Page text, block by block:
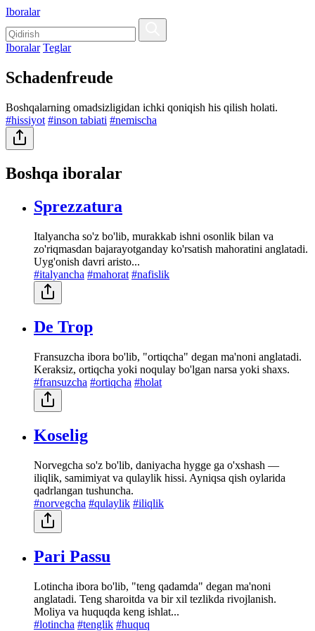
Iboralar
Iboralar Teglar
Schadenfreude
Boshqalarning omadsizligidan ichki qoniqish his qilish holati.
#hissiyot #inson tabiati #nemischa
Boshqa iboralar
Sprezzatura
Italyancha so'z bo'lib, murakkab ishni osonlik bilan va
zo'riqmasdan bajarayotganday ko'rsatish mahoratini anglatadi.
Uyg'onish davri aristo...
#italyancha #mahorat #nafislik
De Trop
Fransuzcha ibora bo'lib, "ortiqcha" degan ma'noni anglatadi.
Keraksiz, ortiqcha yoki noqulay bo'lgan narsa yoki shaxs.
#fransuzcha #ortiqcha #holat
Koselig
Norvegcha so'z bo'lib, daniyacha hygge ga o'xshash —
iliqlik, samimiyat va qulaylik hissi. Ayniqsa qish oylarida
qadrlangan tushuncha.
#norvegcha #qulaylik #iliqlik
Pari Passu
Lotincha ibora bo'lib, "teng qadamda" degan ma'noni
anglatadi. Teng sharoitda va bir xil tezlikda rivojlanish.
Moliya va huquqda keng ishlat...
#lotincha #tenglik #huquq